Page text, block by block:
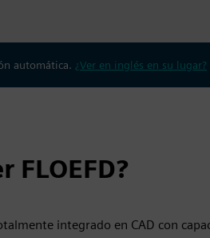
automática. ¿Ver en inglés en su lugar?
FLOEFD?
integrado en CAD con